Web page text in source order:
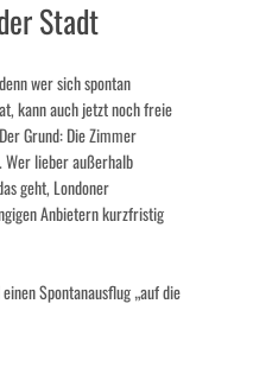
Stadt
wer sich spontan
kann auch jetzt noch freie
Grund: Die Zimmer
Wer lieber außerhalb
geht, Londoner
Anbietern kurzfristig
Spontanausflug „auf die